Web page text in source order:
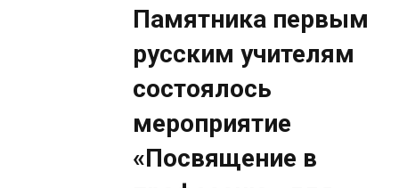
Памятника первым
русским учителям
состоялось
мероприятие
«Посвящение в